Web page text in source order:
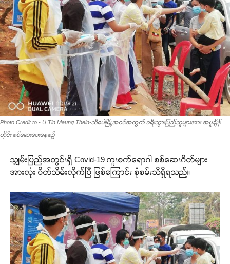
Photo Credit to - U Tin Maung Thein-သီပေါမြို့အဝင်အထွက် ခရီးသွားပြည်သူများအား အပူချိန်
တိုင်း စစ်ဆေးပေးနေစဉ်
သျှမ်းပြည်အတွင်းရှိ Covid-19 ကူးစက်ရောဂါ စစ်ဆေးဂိတ်များ
အားလုံး ပိတ်သိမ်းလိုက်ပြီ ဖြစ်ကြောင်း စုံစမ်းသိရှိရသည်။